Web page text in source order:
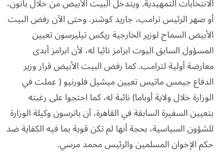
أو صهر الرئيس ترامب، جاريد كوشنر. وحتى الآن رفض البيت
الأبيض السماح لوزير الخارجية ريكس تيليرسون تعيين
المسؤول السابق اليوت ابرامز نائبا له، لأن ابرامز أبدى
معارضة أولية لترامب. كما رفض البيت الأبيض قرار وزير
الدفاع جيمس ماتيس تعيين ميشيل فلورنيو ( عملت في
الوزارة خلال ولاية أوباما) نائبة له، كما احتجوا على رغبته
بتعيين السفيرة السابقة في القاهرة، آن باترسون وكيلة الوزارة
للشؤون السياسية، بحجة أنها لم تكن قوية بما فيه الكفاية ضد
حكم الإخوان المسلمين والرئيس محمد مرسي.